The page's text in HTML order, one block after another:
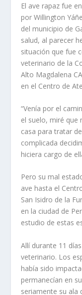
El ave rapaz fue
por Willington
del municipio de
salud, al parecer
situación que fue
veterinario de la
Alto Magdalena
en el Centro de
“Venía por el
el suelo, miré que
casa para tratar
complicada
hiciera cargo de
Pero su mal
ave hasta el
San Isidro de la
en la ciudad de
estudio de estas
Allí durante 11
veterinario. Los
había sido
permanecían en
seriamente su ala